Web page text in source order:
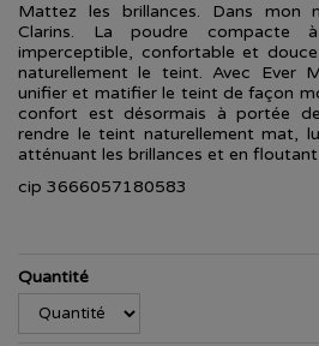
Mattez les brillances. Dans mon
Clarins. La poudre compacte
imperceptible, confortable et
naturellement le teint. Avec Ever
unifier et matifier le teint de façon
confort est désormais à portée
rendre le teint naturellement mat,
atténuant les brillances et en
cip 3666057180583
Quantité